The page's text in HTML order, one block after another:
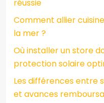
réussie
Comment allier
la mer ?
Où installer un store
protection solaire
Les différences entre
et avances